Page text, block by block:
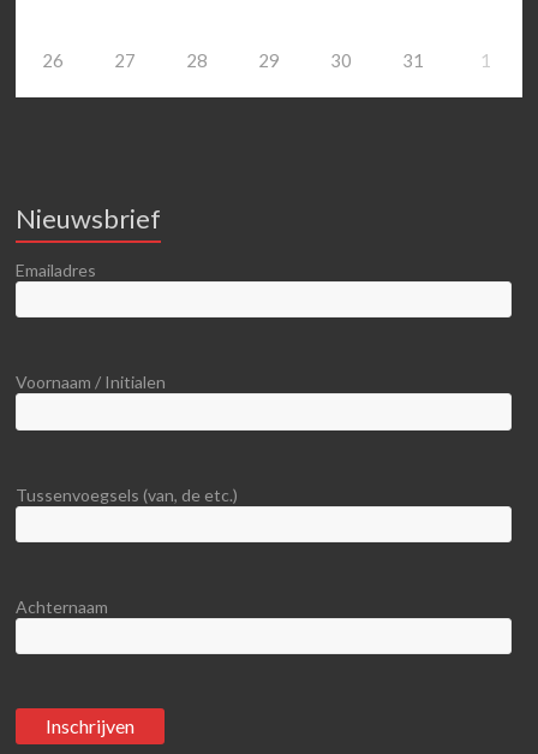
26 27 28 29 30 31 1
Nieuwsbrief
Emailadres
Voornaam / Initialen
Tussenvoegsels (van, de etc.)
Achternaam